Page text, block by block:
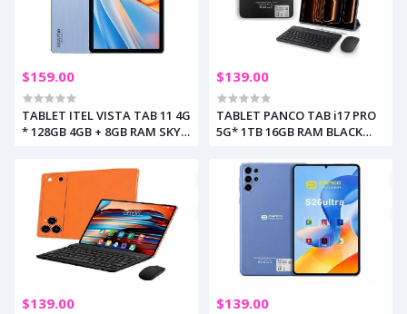
$159.00
TABLET ITEL VISTA TAB 11 4G
* 128GB 4GB + 8GB RAM SKY
$139.00
TABLET PANCO TAB i17 PRO
5G* 1TB 16GB RAM BLACK
$139.00 $139.00